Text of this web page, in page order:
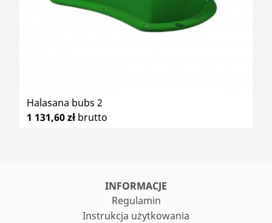
Halasana bubs 2
1 131,60 zł brutto
INFORMACJE
Regulamin
Instrukcja użytkowania